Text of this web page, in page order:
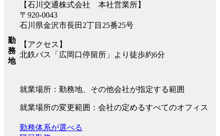
勤
務
地
【石川交通株式会社 本社営業所】
〒920-0043
石川県金沢市長田2丁目25番25号
【アクセス】
北鉄バス「広岡口停留所」より徒歩約6分
就業場所：勤務地、その他会社が指定する範囲
就業場所の変更範囲：会社の定めるすべてのオフィス
勤務体系が選べる